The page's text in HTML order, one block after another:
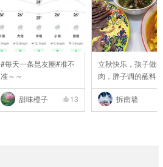
#每天一条昆友圈#准不
准～～
甜味橙子 13
立秋快乐，孩子做
肉，胖子调的蘸料
..
拆南墙